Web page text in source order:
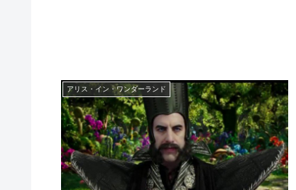
アリス・イン・ワンダーランド